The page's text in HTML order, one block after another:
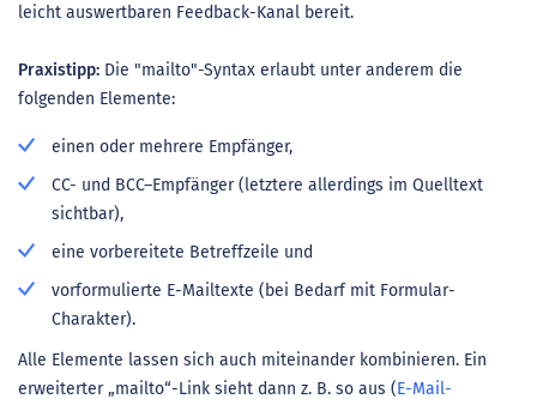
leicht auswertbaren Feedback-Kanal bereit.
Praxistipp: Die "mailto"-Syntax erlaubt unter anderem die
folgenden Elemente:
einen oder mehrere Empfänger,
CC- und BCC–Empfänger (letztere allerdings im Quelltext
sichtbar),
eine vorbereitete Betreffzeile und
vorformulierte E-Mailtexte (bei Bedarf mit Formular-
Charakter).
Alle Elemente lassen sich auch miteinander kombinieren. Ein
erweiterter „mailto“-Link sieht dann z. B. so aus (E-Mail-